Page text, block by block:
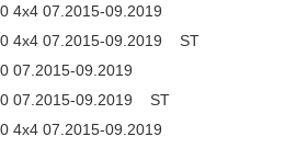
4x4 07.2015-09.2019
4x4 07.2015-09.2019 ST
07.2015-09.2019
07.2015-09.2019 ST
4x4 07.2015-09.2019